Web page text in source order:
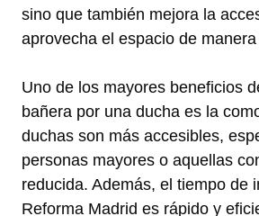
sino que también mejora la
aprovecha el espacio de
Uno de los mayores beneficios
bañera por una ducha es la
duchas son más accesibles,
personas mayores o aquellas
reducida. Además, el tiempo de
Reforma Madrid es rápido y